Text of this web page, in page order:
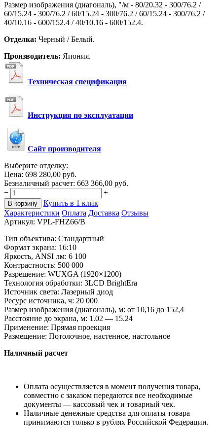
Размер изображения (диагональ), "/м - 80/20.32 - 300/76.2 /
60/15.24 - 300/76.2 / 60/15.24 - 300/76.2 / 60/15.24 - 300/76.2 /
40/10.16 - 600/152.4 / 40/10.16 - 600/152.4.
Отделка: Черный / Белый.
Производитель: Япония.
Техническая спецификация
Инструкция по эксплуатации
Сайт производителя
Выберите отделку:
Цена: 698 280,00 руб.
Безналичный расчет: 663 366,00 руб.
−
+
В корзину
Купить в 1 клик
Характеристики Оплата Доставка Отзывы
Артикул: VPL-FHZ66/B
Тип объектива: Стандартный
Формат экрана: 16:10
Яркость, ANSI лм: 6 100
Контрастность: 500 000
Разрешение: WUXGA (1920×1200)
Технология обработки: 3LCD BrightEra
Источник света: Лазерный диод
Ресурс источника, ч: 20 000
Размер изображения (диагональ), м: от 10,16 до 152,4
Расстояние до экрана, м: 1.02 — 15.24
Применение: Прямая проекция
Размещение: Потолочное, настенное, настольное
Наличный расчет
Оплата осуществляется в момент получения товара,
совместно с заказом передаются все необходимые
документы — кассовый чек и товарный чек.
Наличные денежные средства для оплаты товара
принимаются только в рублях Российской Федерации.